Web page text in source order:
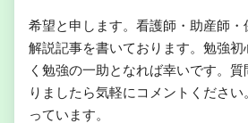
希望と申します。看護師・助産師
解説記事を書いております。勉強
く勉強の一助となれば幸いです。
りましたら気軽にコメントくださ
っています。